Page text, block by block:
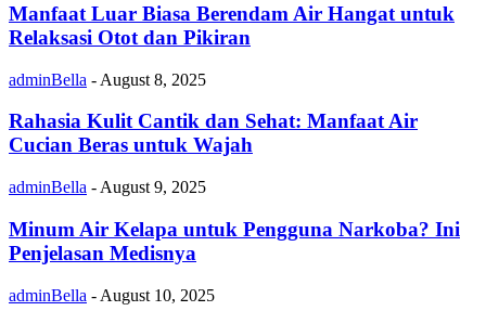
Manfaat Luar Biasa Berendam Air Hangat untuk
Relaksasi Otot dan Pikiran
adminBella - August 8, 2025
Rahasia Kulit Cantik dan Sehat: Manfaat Air
Cucian Beras untuk Wajah
adminBella - August 9, 2025
Minum Air Kelapa untuk Pengguna Narkoba? Ini
Penjelasan Medisnya
adminBella - August 10, 2025